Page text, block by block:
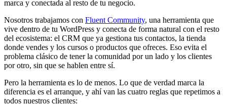
marca y conectada al resto de tu negocio.
Nosotros trabajamos con Fluent Community, una herramienta que
vive dentro de tu WordPress y conecta de forma natural con el resto
del ecosistema: el CRM que ya gestiona tus contactos, la tienda
donde vendes y los cursos o productos que ofreces. Eso evita el
problema clásico de tener la comunidad por un lado y los clientes
por otro, sin que se hablen entre sí.
Pero la herramienta es lo de menos. Lo que de verdad marca la
diferencia es el arranque, y ahí van las cuatro reglas que repetimos a
todos nuestros clientes: